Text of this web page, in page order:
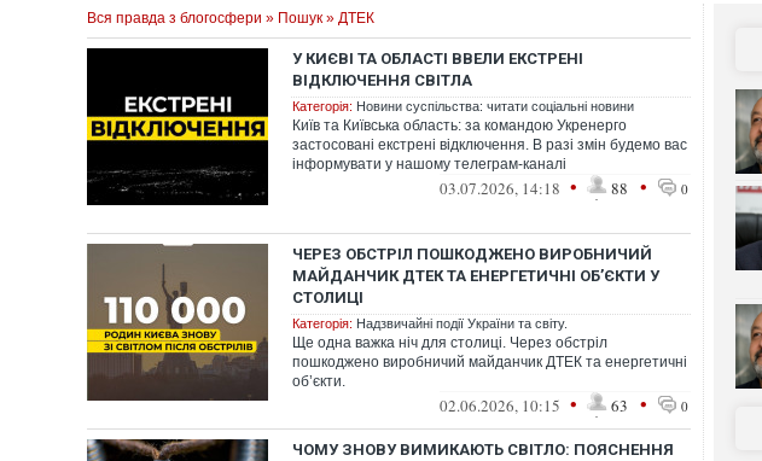
Вся правда з блогосфери » Пошук » ДТЕК
У КИЄВІ ТА ОБЛАСТІ ВВЕЛИ ЕКСТРЕНІ
ВІДКЛЮЧЕННЯ СВІТЛА
Категорія: Новини суспільства: читати соціальні новини
Київ та Київська область: за командою Укренерго
застосовані екстрені відключення. В разі змін будемо вас
інформувати у нашому телеграм-каналі
03.07.2026, 14:18 • 88 • 0
ЧЕРЕЗ ОБСТРІЛ ПОШКОДЖЕНО ВИРОБНИЧИЙ
МАЙДАНЧИК ДТЕК ТА ЕНЕРГЕТИЧНІ ОБ’ЄКТИ У
СТОЛИЦІ
Категорія: Надзвичайні події України та світу.
Ще одна важка ніч для столиці. Через обстріл
пошкоджено виробничий майданчик ДТЕК та енергетичні
об’єкти.
02.06.2026, 10:15 • 63 • 0
ЧОМУ ЗНОВУ ВИМИКАЮТЬ СВІТЛО: ПОЯСНЕННЯ